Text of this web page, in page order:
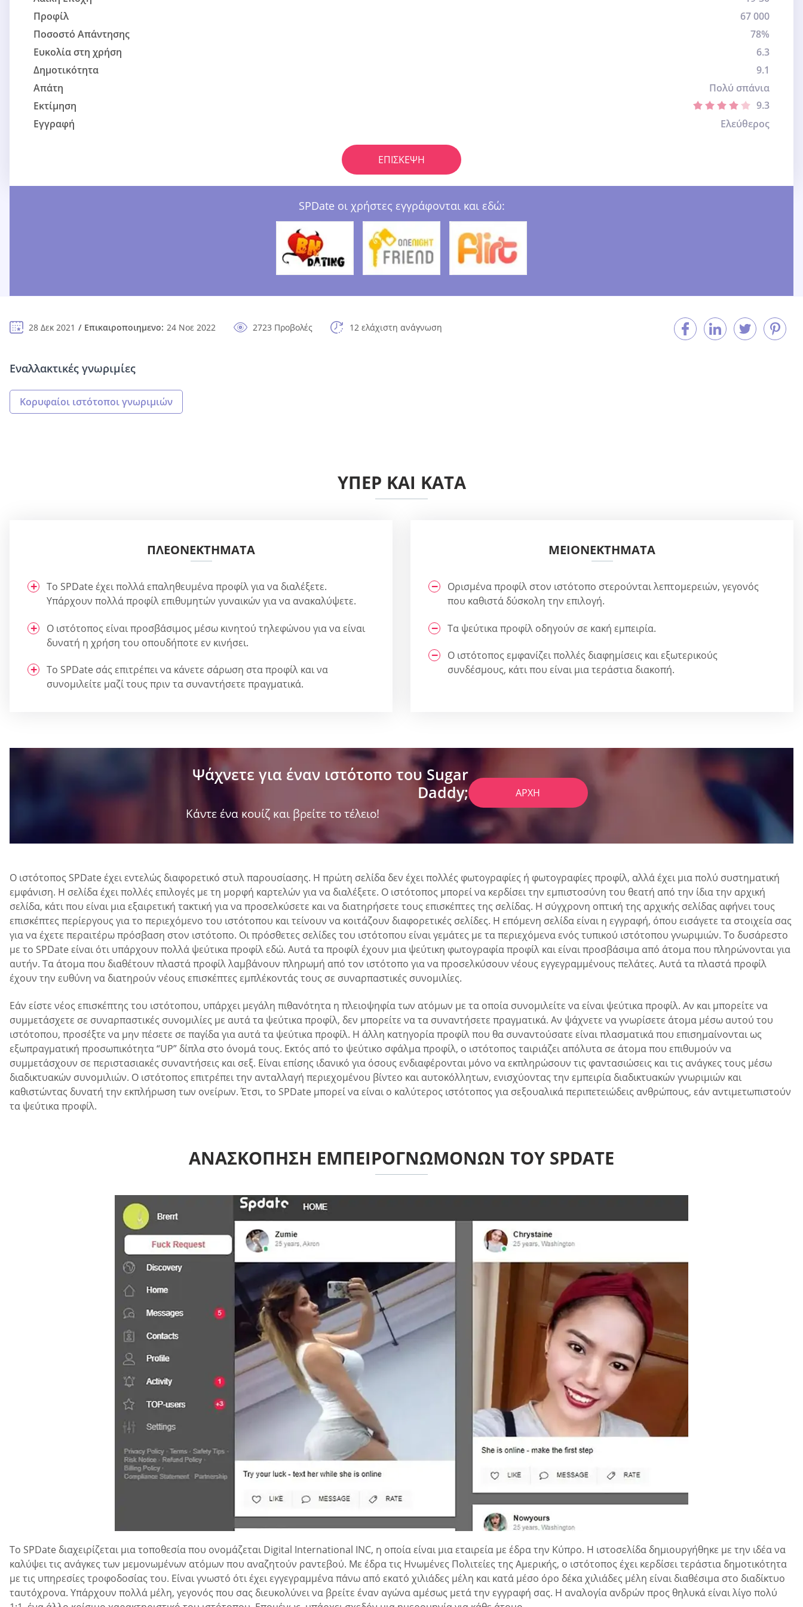
Προφίλ
67 000
Ποσοστό Απάντησης
78%
Ευκολία στη χρήση
6.3
Δημοτικότητα
9.1
Απάτη
Πολύ σπάνια
Εκτίμηση
9.3
Εγγραφή
Ελεύθερος
ΕΠΊΣΚΕΨΗ
SPDate οι χρήστες εγγράφονται και εδώ:
28 Δεκ 2021 Επικαιροποιημενο: 24 Νοε 2022 2723 Προβολές 12 ελάχιστη ανάγνωση
Εναλλακτικές γνωριμίες
Κορυφαίοι ιστότοποι γνωριμιών
ΥΠΈΡ ΚΑΙ ΚΑΤΆ
ΠΛΕΟΝΕΚΤΉΜΑΤΑ
Το SPDate έχει πολλά επαληθευμένα προφίλ για να διαλέξετε.
Υπάρχουν πολλά προφίλ επιθυμητών γυναικών για να ανακαλύψετε.
Ο ιστότοπος είναι προσβάσιμος μέσω κινητού τηλεφώνου για να είναι
δυνατή η χρήση του οπουδήποτε εν κινήσει.
Το SPDate σάς επιτρέπει να κάνετε σάρωση στα προφίλ και να
συνομιλείτε μαζί τους πριν τα συναντήσετε πραγματικά.
ΜΕΙΟΝΕΚΤΉΜΑΤΑ
Ορισμένα προφίλ στον ιστότοπο στερούνται λεπτομερειών, γεγονός
που καθιστά δύσκολη την επιλογή.
Τα ψεύτικα προφίλ οδηγούν σε κακή εμπειρία.
Ο ιστότοπος εμφανίζει πολλές διαφημίσεις και εξωτερικούς
συνδέσμους, κάτι που είναι μια τεράστια διακοπή.
Ψάχνετε για έναν ιστότοπο του Sugar
Daddy;
Κάντε ένα κουίζ και βρείτε το τέλειο!
ΑΡΧΉ
Ο ιστότοπος SPDate έχει εντελώς διαφορετικό στυλ παρουσίασης. Η πρώτη σελίδα δεν έχει πολλές φωτογραφίες ή φωτογραφίες προφίλ, αλλά έχει μια πολύ συστηματική
εμφάνιση. Η σελίδα έχει πολλές επιλογές με τη μορφή καρτελών για να διαλέξετε. Ο ιστότοπος μπορεί να κερδίσει την εμπιστοσύνη του θεατή από την ίδια την αρχική
σελίδα, κάτι που είναι μια εξαιρετική τακτική για να προσελκύσετε και να διατηρήσετε τους επισκέπτες της σελίδας. Η σύγχρονη οπτική της αρχικής σελίδας αφήνει τους
επισκέπτες περίεργους για το περιεχόμενο του ιστότοπου και τείνουν να κοιτάζουν διαφορετικές σελίδες. Η επόμενη σελίδα είναι η εγγραφή, όπου εισάγετε τα στοιχεία σας
για να έχετε περαιτέρω πρόσβαση στον ιστότοπο. Οι πρόσθετες σελίδες του ιστότοπου είναι γεμάτες με τα περιεχόμενα ενός τυπικού ιστότοπου γνωριμιών. Το δυσάρεστο
με το SPDate είναι ότι υπάρχουν πολλά ψεύτικα προφίλ εδώ. Αυτά τα προφίλ έχουν μια ψεύτικη φωτογραφία προφίλ και είναι προσβάσιμα από άτομα που πληρώνονται για
αυτήν. Τα άτομα που διαθέτουν πλαστά προφίλ λαμβάνουν πληρωμή από τον ιστότοπο για να προσελκύσουν νέους εγγεγραμμένους πελάτες. Αυτά τα πλαστά προφίλ
έχουν την ευθύνη να διατηρούν νέους επισκέπτες εμπλέκοντάς τους σε συναρπαστικές συνομιλίες.
Εάν είστε νέος επισκέπτης του ιστότοπου, υπάρχει μεγάλη πιθανότητα η πλειοψηφία των ατόμων με τα οποία συνομιλείτε να είναι ψεύτικα προφίλ. Αν και μπορείτε να
συμμετάσχετε σε συναρπαστικές συνομιλίες με αυτά τα ψεύτικα προφίλ, δεν μπορείτε να τα συναντήσετε πραγματικά. Αν ψάχνετε να γνωρίσετε άτομα μέσω αυτού του
ιστότοπου, προσέξτε να μην πέσετε σε παγίδα για αυτά τα ψεύτικα προφίλ. Η άλλη κατηγορία προφίλ που θα συναντούσατε είναι πλασματικά που επισημαίνονται ως
εξωπραγματική προσωπικότητα “UP” δίπλα στο όνομά τους. Εκτός από το ψεύτικο σφάλμα προφίλ, ο ιστότοπος ταιριάζει απόλυτα σε άτομα που επιθυμούν να
συμμετάσχουν σε περιστασιακές συναντήσεις και σεξ. Είναι επίσης ιδανικό για όσους ενδιαφέρονται μόνο να εκπληρώσουν τις φαντασιώσεις και τις ανάγκες τους μέσω
διαδικτυακών συνομιλιών. Ο ιστότοπος επιτρέπει την ανταλλαγή περιεχομένου βίντεο και αυτοκόλλητων, ενισχύοντας την εμπειρία διαδικτυακών γνωριμιών και
καθιστώντας δυνατή την εκπλήρωση των ονείρων. Έτσι, το SPDate μπορεί να είναι ο καλύτερος ιστότοπος για σεξουαλικά περιπετειώδεις ανθρώπους, εάν αντιμετωπιστούν
τα ψεύτικα προφίλ.
ΑΝΑΣΚΌΠΗΣΗ ΕΜΠΕΙΡΟΓΝΩΜΌΝΩΝ ΤΟΥ SPDATE
Το SPDate διαχειρίζεται μια τοποθεσία που ονομάζεται Digital International INC, η οποία είναι μια εταιρεία με έδρα την Κύπρο. Η ιστοσελίδα δημιουργήθηκε με την ιδέα να
καλύψει τις ανάγκες των μεμονωμένων ατόμων που αναζητούν ραντεβού. Με έδρα τις Ηνωμένες Πολιτείες της Αμερικής, ο ιστότοπος έχει κερδίσει τεράστια δημοτικότητα
με τις υπηρεσίες τροφοδοσίας του. Είναι γνωστό ότι έχει εγγεγραμμένα πάνω από εκατό χιλιάδες μέλη και κατά μέσο όρο δέκα χιλιάδες μέλη είναι διαθέσιμα στο διαδίκτυο
ταυτόχρονα. Υπάρχουν πολλά μέλη, γεγονός που σας διευκολύνει να βρείτε έναν αγώνα αμέσως μετά την εγγραφή σας. Η αναλογία ανδρών προς θηλυκά είναι λίγο πολύ